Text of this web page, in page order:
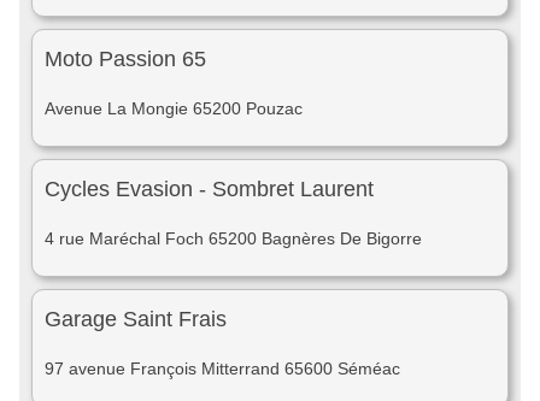
Moto Passion 65
Avenue La Mongie 65200 Pouzac
Cycles Evasion - Sombret Laurent
4 rue Maréchal Foch 65200 Bagnères De Bigorre
Garage Saint Frais
97 avenue François Mitterrand 65600 Séméac